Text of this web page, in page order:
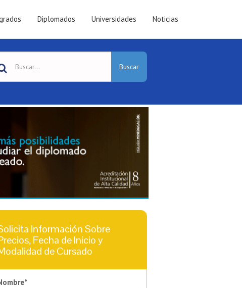
Diplomados Universidades Noticias
Buscar
Información Sobre
Fecha de Inicio y
de Cursado